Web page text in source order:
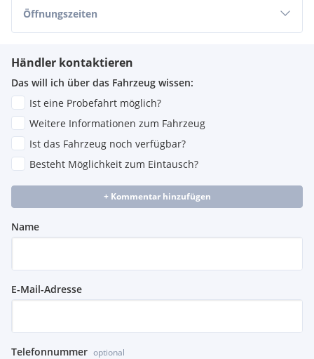
BMW Individual Hochglanz Shadow Line
M Sportbremse
Einstiegsleisten mit BMW Schriftzug beleuchtet, vorn und
hinten
Exterieurumfänge
Gepäckraum-Bodenplatte mit integrierter Ablageschale
Heckklappe zweiteilig
Adaptives M Fahrwerk
Auspuffendrohr, sichtbar, trapezförmig, links und rechts,
M Sportabgasanlage
Interieurleisten Aluminium Tetragon
USB- Anschluss
Öffnungszeiten
Händler kontaktieren
Das will ich über das Fahrzeug wissen:
Ist eine Probefahrt möglich?
Weitere Informationen zum Fahrzeug
Ist das Fahrzeug noch verfügbar?
Besteht Möglichkeit zum Eintausch?
+ Kommentar hinzufügen
Name
E-Mail-Adresse
Telefonnummer optional